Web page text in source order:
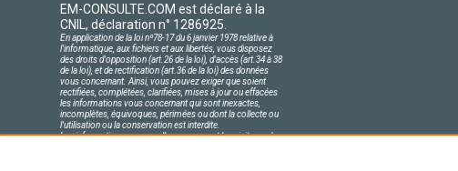
EM-CONSULTE.COM est déclaré à la
CNIL, déclaration n° 1286925.
En application de la loi nº78-17 du 6 janvier 1978 relative à
l'informatique, aux fichiers et aux libertés, vous disposez
des droits d'opposition (art.26 de la loi), d'accès (art.34 à 38
de la loi), et de rectification (art.36 de la loi) des données
vous concernant. Ainsi, vous pouvez exiger que soient
rectifiées, complétées, clarifiées, mises à jour ou effacées
les informations vous concernant qui sont inexactes,
incomplètes, équivoques, périmées ou dont la collecte ou
l'utilisation ou la conservation est interdite.
Les informations personnelles concernant les visiteurs de